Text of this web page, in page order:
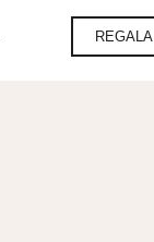
REGALA